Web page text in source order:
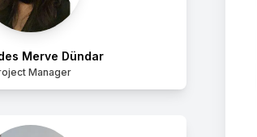
Merve Dündar
Manager